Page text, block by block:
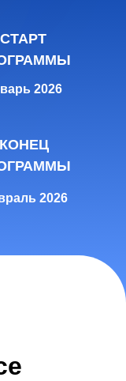
СТАРТ
2026
КОНЕЦ
2026